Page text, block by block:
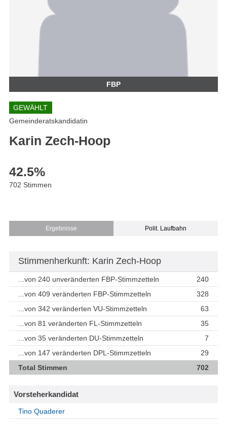
FBP
GEWÄHLT
Gemeinderatskandidatin
Karin Zech-Hoop
42.5%
702 Stimmen
Ergebnisse Polit. Laufbahn
Stimmenherkunft: Karin Zech-Hoop
...von 240 unveränderten FBP-Stimmzetteln
240
...von 409 veränderten FBP-Stimmzetteln
328
...von 342 veränderten VU-Stimmzetteln
63
...von 81 veränderten FL-Stimmzetteln
35
...von 35 veränderten DU-Stimmzetteln
7
...von 147 veränderten DPL-Stimmzetteln
29
Total Stimmen
702
Vorsteherkandidat
Tino Quaderer